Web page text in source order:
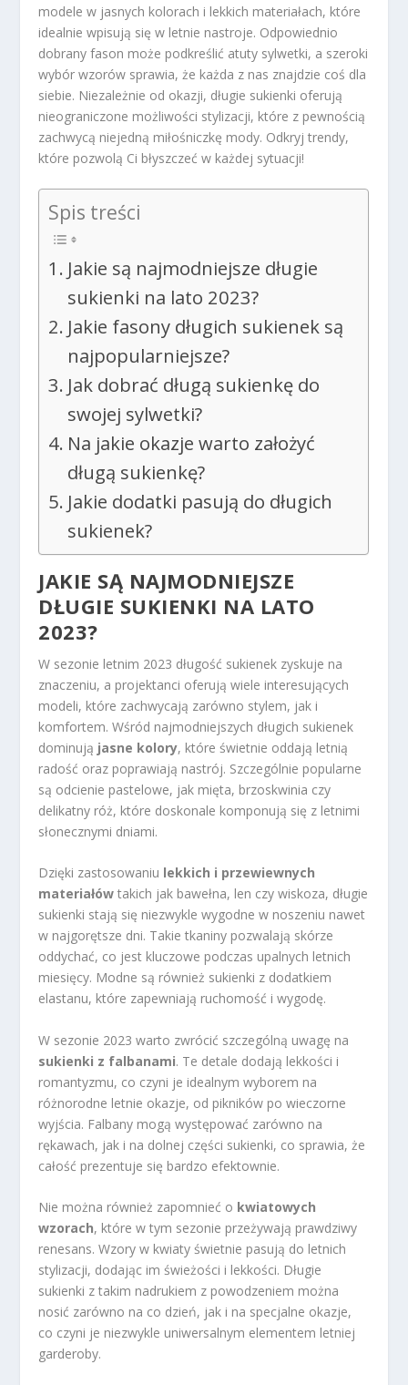
modele w jasnych kolorach i lekkich materiałach, które
idealnie wpisują się w letnie nastroje. Odpowiednio
dobrany fason może podkreślić atuty sylwetki, a szeroki
wybór wzorów sprawia, że każda z nas znajdzie coś dla
siebie. Niezależnie od okazji, długie sukienki oferują
nieograniczone możliwości stylizacji, które z pewnością
zachwycą niejedną miłośniczkę mody. Odkryj trendy,
które pozwolą Ci błyszczeć w każdej sytuacji!
Spis treści
Jakie są najmodniejsze długie
sukienki na lato 2023?
Jakie fasony długich sukienek są
najpopularniejsze?
Jak dobrać długą sukienkę do
swojej sylwetki?
Na jakie okazje warto założyć
długą sukienkę?
Jakie dodatki pasują do długich
sukienek?
JAKIE SĄ NAJMODNIEJSZE
DŁUGIE SUKIENKI NA LATO
2023?
W sezonie letnim 2023 długość sukienek zyskuje na
znaczeniu, a projektanci oferują wiele interesujących
modeli, które zachwycają zarówno stylem, jak i
komfortem. Wśród najmodniejszych długich sukienek
dominują jasne kolory, które świetnie oddają letnią
radość oraz poprawiają nastrój. Szczególnie popularne
są odcienie pastelowe, jak mięta, brzoskwinia czy
delikatny róż, które doskonale komponują się z letnimi
słonecznymi dniami.
Dzięki zastosowaniu lekkich i przewiewnych
materiałów takich jak bawełna, len czy wiskoza, długie
sukienki stają się niezwykle wygodne w noszeniu nawet
w najgorętsze dni. Takie tkaniny pozwalają skórze
oddychać, co jest kluczowe podczas upalnych letnich
miesięcy. Modne są również sukienki z dodatkiem
elastanu, które zapewniają ruchomość i wygodę.
W sezonie 2023 warto zwrócić szczególną uwagę na
sukienki z falbanami. Te detale dodają lekkości i
romantyzmu, co czyni je idealnym wyborem na
różnorodne letnie okazje, od pikników po wieczorne
wyjścia. Falbany mogą występować zarówno na
rękawach, jak i na dolnej części sukienki, co sprawia, że
całość prezentuje się bardzo efektownie.
Nie można również zapomnieć o kwiatowych
wzorach, które w tym sezonie przeżywają prawdziwy
renesans. Wzory w kwiaty świetnie pasują do letnich
stylizacji, dodając im świeżości i lekkości. Długie
sukienki z takim nadrukiem z powodzeniem można
nosić zarówno na co dzień, jak i na specjalne okazje,
co czyni je niezwykle uniwersalnym elementem letniej
garderoby.